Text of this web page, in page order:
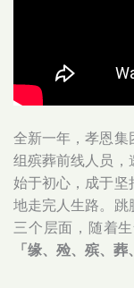
全新一年，孝恩集
组殡葬前线人员，
始于初心，成于坚
地走完人生路。跳
三个层面，随着
「缘、殓、殡、葬